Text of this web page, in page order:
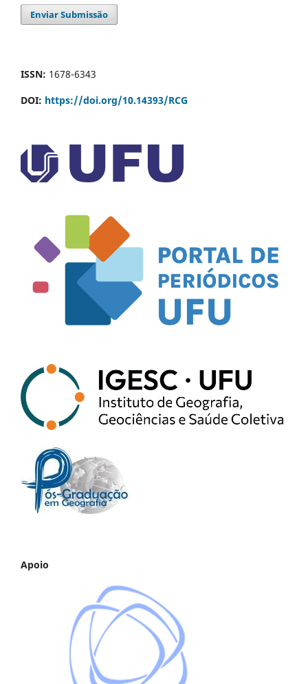
Enviar Submissão
ISSN: 1678-6343
DOI: https://doi.org/10.14393/RCG
Apoio